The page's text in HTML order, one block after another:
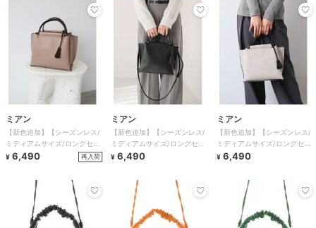
ミアン
【新色追加】【シーズンレス/
ミディアムサイズ/ロングセラ
ー】LILY / 2wayハンドバッグ
¥ 6,490 再入荷
ミアン
【新色追加】【シーズンレス/
ミディアムサイズ/ロングセラ
ー】LILY / 2wayハンドバッグ
¥ 6,490
ミアン
【新色追加】【シーズンレス/
ミディアムサイズ/ロングセラ
ー】LILY / 2wayハンドバッグ
¥ 6,490